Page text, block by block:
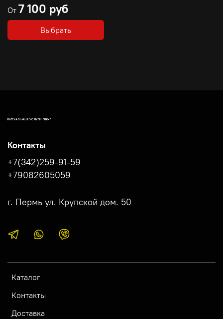
От 7 100 руб
Выбрать
РИТУАЛЬНЫЕ УСЛУГИ "ВЕК"
Каталог
Контакты
Доставка
Контакты
+7(342)259-91-59
+79082605059
г. Пермь ул. Крупской дом. 50